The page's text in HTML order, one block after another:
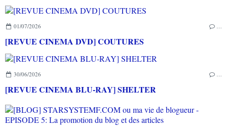
01/07/2026 …
[REVUE CINEMA DVD] COUTURES
30/06/2026 …
[REVUE CINEMA BLU-RAY] SHELTER